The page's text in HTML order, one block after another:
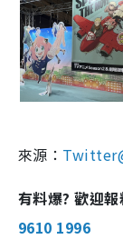
來源：
有料爆? 歡迎
9610 1996